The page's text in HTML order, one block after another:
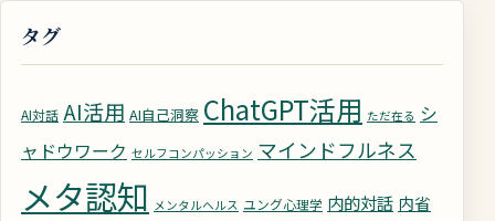
タグ
AI対話 AI活用 AI自己洞察 ChatGPT活用 ただ在る シ
ャドウワーク セルフコンパッション マインドフルネス
メタ認知 メンタルヘルス ユング心理学 内的対話 内省